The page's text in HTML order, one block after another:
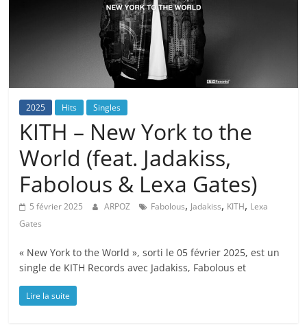
2025 Hits Singles
KITH – New York to the
World (feat. Jadakiss,
Fabolous & Lexa Gates)
5 février 2025 ARPOZ Fabolous, Jadakiss, KITH, Lexa
Gates
« New York to the World », sorti le 05 février 2025, est un
single de KITH Records avec Jadakiss, Fabolous et
Lire la suite